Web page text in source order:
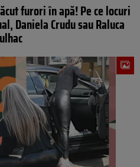
furori în apă! Pe ce locuri
Daniela Crudu sau Raluca